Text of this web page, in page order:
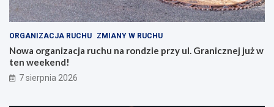
ORGANIZACJA RUCHU ZMIANY W RUCHU
Nowa organizacja ruchu na rondzie przy ul. Granicznej już w
ten weekend!
7 sierpnia 2026